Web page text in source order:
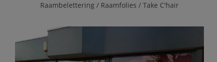
Raambelettering / Raamfolies / Take C'hair